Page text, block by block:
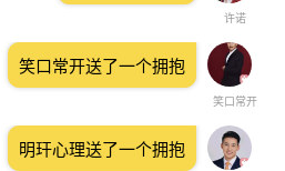
许诺
笑口常开
笑口常开送了一个拥抱
明玕心理送了一个拥抱